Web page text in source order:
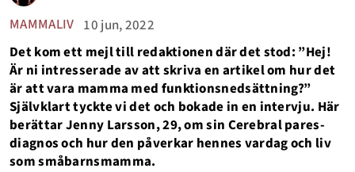
MAMMALIV 10 jun, 2022
Det kom ett mejl till redaktionen där det stod: ”Hej!
Är ni intresserade av att skriva en artikel om hur det
är att vara mamma med funktionsnedsättning?”
Självklart tyckte vi det och bokade in en intervju. Här
berättar Jenny Larsson, 29, om sin Cerebral pares-
diagnos och hur den påverkar hennes vardag och liv
som småbarnsmamma.